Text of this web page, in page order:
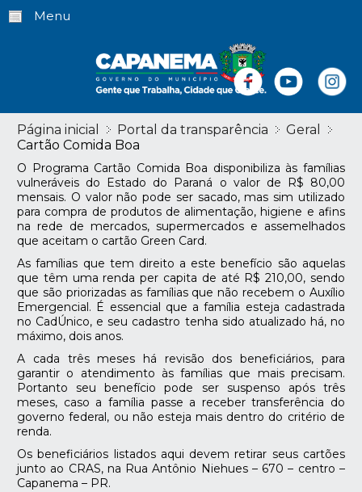
Menu
Página inicial Portal da transparência
Geral
Cartão Comida Boa
O Programa Cartão Comida Boa disponibiliza às famílias
vulneráveis do Estado do Paraná o valor de R$ 80,00
mensais. O valor não pode ser sacado, mas sim utilizado
para compra de produtos de alimentação, higiene e afins
na rede de mercados, supermercados e assemelhados
que aceitam o cartão Green Card.
As famílias que tem direito a este benefício são aquelas
que têm uma renda per capita de até R$ 210,00, sendo
que são priorizadas as famílias que não recebem o Auxílio
Emergencial. É essencial que a família esteja cadastrada
no CadÚnico, e seu cadastro tenha sido atualizado há, no
máximo, dois anos.
A cada três meses há revisão dos beneficiários, para
garantir o atendimento às famílias que mais precisam.
Portanto seu benefício pode ser suspenso após três
meses, caso a família passe a receber transferência do
governo federal, ou não esteja mais dentro do critério de
renda.
Os beneficiários listados aqui devem retirar seus cartões
junto ao CRAS, na Rua Antônio Niehues – 670 – centro –
Capanema – PR.